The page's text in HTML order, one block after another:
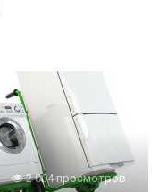
2 004 просмотров